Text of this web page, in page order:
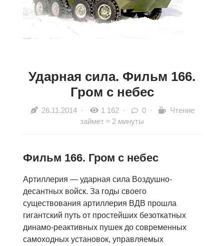
Ударная сила. Фильм 166.
Гром с небес
26.11.2014· 1 162 · 0 ·
Чтение
займет ≈ 2 минуты
Фильм 166. Гром с небес
Артиллерия — ударная сила Воздушно-
десантных войск. За годы своего
существования артиллерия ВДВ прошла
гигантский путь от простейших безоткатных
динамо-реактивных пушек до современных
самоходных установок, управляемых